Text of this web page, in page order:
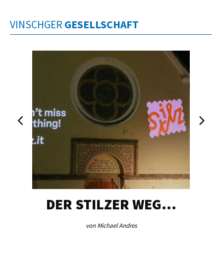
VINSCHGER GESELLSCHAFT
DER STILZER WEG…
von Michael Andres